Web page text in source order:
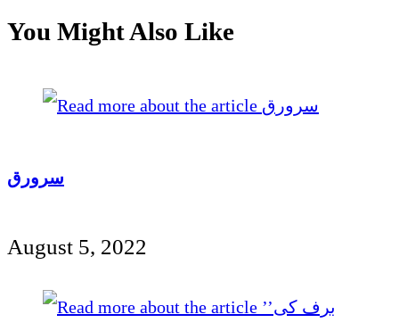
You Might Also Like
سرورق
August 5, 2022